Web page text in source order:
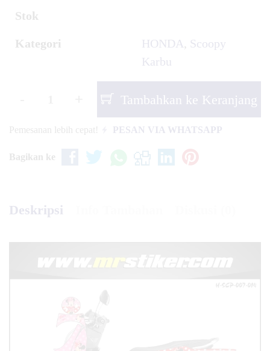
Stok
Kategori HONDA, Scoopy
Karbu
Tambahkan ke Keranjang
Pemesanan lebih cepat! PESAN VIA WHATSAPP
Bagikan ke
Deskripsi